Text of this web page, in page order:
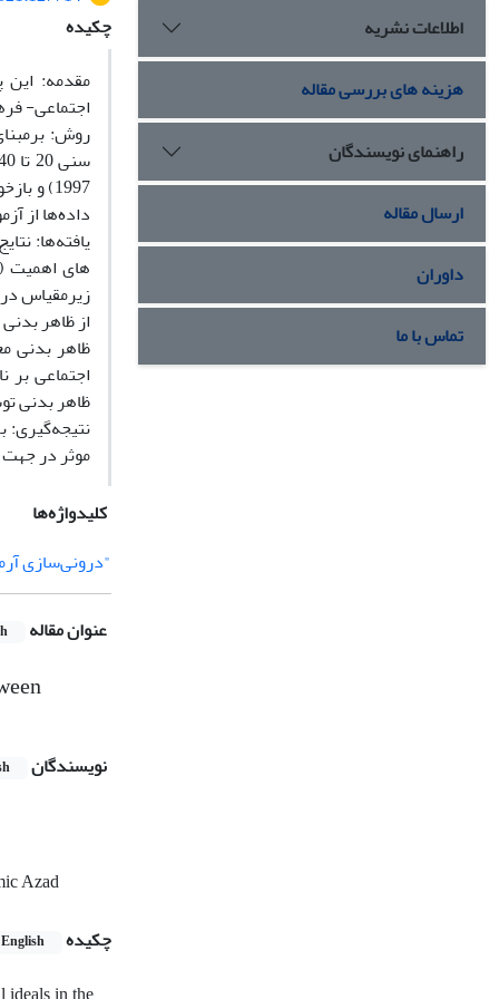
چکیده
مقدمه:
اجتماعی-
داده‌ها از
یافته‌ها:
ظاهر بدنی
ظاهر بدنی
نتیجه‌گیری:
موثر در جهت
کلیدواژه‌ها
"درونی‌سازی
عنوان مقاله
نویسندگان
Azad
چکیده
English
اطلاعات نشریه
هزینه های بررسی مقاله
راهنمای نویسندگان
ارسال مقاله
داوران
تماس با ما